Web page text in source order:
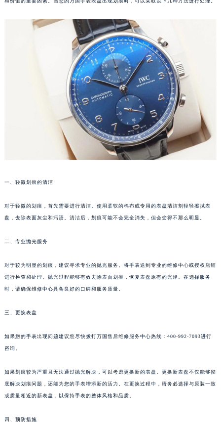
一、轻微划痕的清洁
对于轻微的划痕，首先需要进行清洁。使用柔软的棉布或专用的表盘清洁剂轻轻擦拭表
盘，去除表面灰尘和污渍。清洁后，划痕可能不会完全消失，但会变得不那么明显。
二、专业抛光服务
对于较为明显的划痕，建议寻求专业的抛光服务。将手表送到专业的维修中心或授权店铺
进行检查和处理。抛光过程能够有效去除表面划痕，恢复表盘原有的光泽。在选择服务
时，请确保维修中心具备良好的口碑和服务质量。
三、更换表盘
如果您的手表出现问题建议您尽快拨打万国售后维修服务中心热线：400-992-7093进行
咨询。
如果划痕较为严重且无法通过抛光解决，可以考虑更换新的表盘。更换新表盘不仅能够彻
底解决划痕问题，还能为您的手表增添新的活力。在更换过程中，请务必选择与原装一致
或质量相近的新表盘，以保持手表的整体风格和品质。
四、预防措施